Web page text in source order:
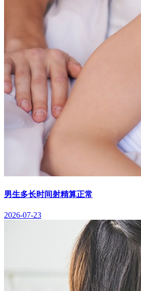
男生多长时间射精算正常
2026-07-23